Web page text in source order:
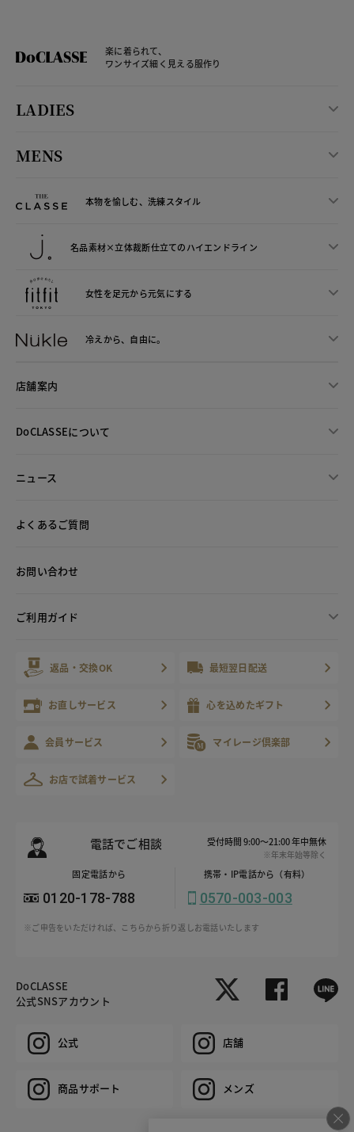
楽に着られて、
ワンサイズ細く見える服作り
LADIES
MENS
本物を愉しむ、洗練スタイル
名品素材×立体裁断仕立てのハイエンドライン
女性を足元から元気にする
冷えから、 自由に。
店舗案内
DoCLASSEについて
ニュース
よくあるご質問
お問い合わせ
ご利用ガイド
返品・交換OK 最短翌日配送
お直しサービス 心を込めたギフト
会員サービス マイレージ倶楽部
お店で試着サービス
電話でご相談 受付時間 9:00～21:00 年中無休
※年末年始等除く
固定電話から
0120-178-788
携帯・IP電話から（有料）
0570-003-003
※ご申告をいただければ、こちらから折り返しお電話いたします
DoCLASSE
公式SNSアカウント
公式 店舗
商品サポート メンズ